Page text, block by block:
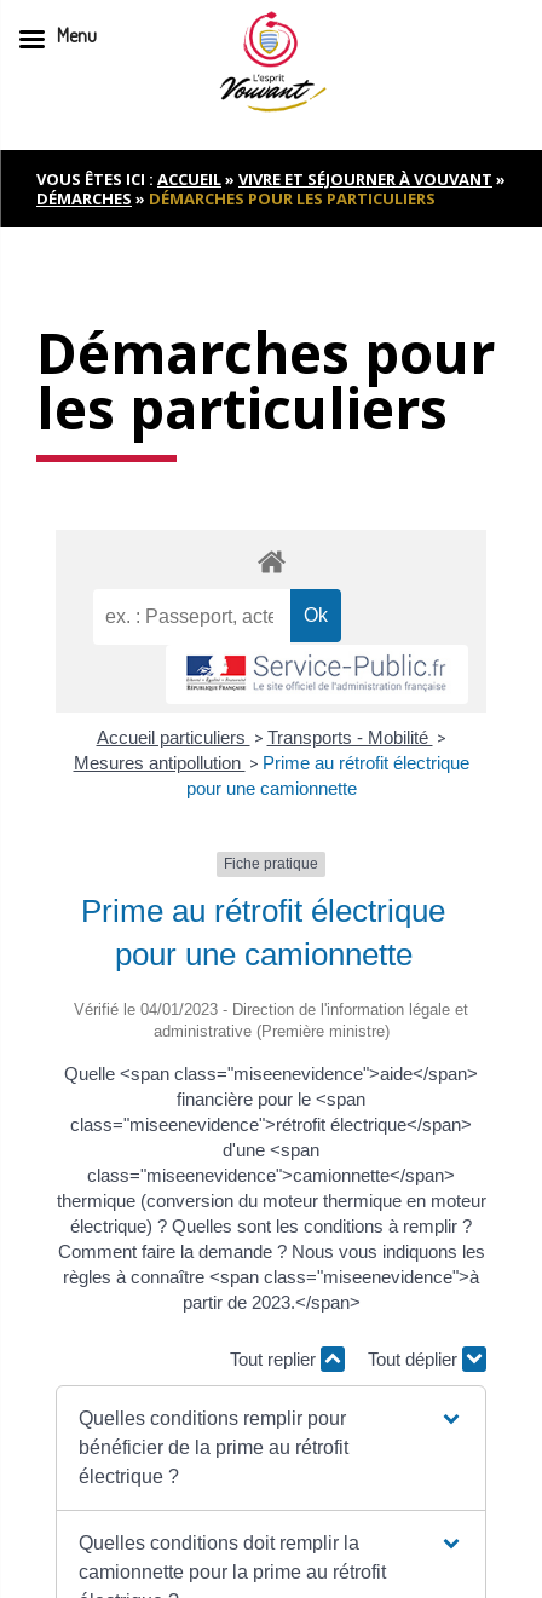
to
contentVOUS ÊTES ICI : ACCUEIL» VIVRE ET SÉJOURNER À VOUVANT »
DÉMARCHES » DÉMARCHES POUR LES PARTICULIERS
Démarches pour
les particuliers
Accueil particuliers > Transports - Mobilité >
Mesures antipollution > Prime au rétrofit électrique
pour une camionnette
Fiche pratique
Prime au rétrofit électrique
pour une camionnette
Vérifié le 04/01/2023 - Direction de l'information légale et
administrative (Première ministre)
Quelle <span class="miseenevidence">aide</span>
financière pour le <span
class="miseenevidence">rétrofit électrique</span>
d'une <span
class="miseenevidence">camionnette</span>
thermique (conversion du moteur thermique en moteur
électrique) ? Quelles sont les conditions à remplir ?
Comment faire la demande ? Nous vous indiquons les
règles à connaître <span class="miseenevidence">à
partir de 2023.</span>
Tout replier Tout déplier
Quelles conditions remplir pour
bénéficier de la prime au rétrofit
électrique ?
Quelles conditions doit remplir la
camionnette pour la prime au rétrofit
Menu